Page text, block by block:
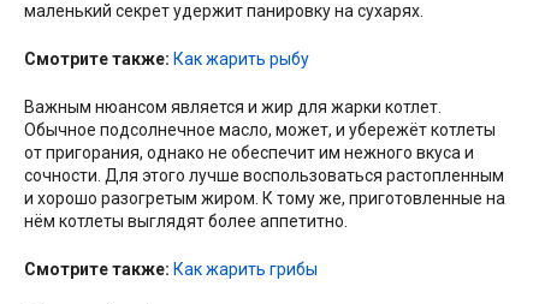
маленький секрет удержит панировку на сухарях.
Смотрите также: Как жарить рыбу
Важным нюансом является и жир для жарки котлет.
Обычное подсолнечное масло, может, и убережёт котлеты
от пригорания, однако не обеспечит им нежного вкуса и
сочности. Для этого лучше воспользоваться растопленным
и хорошо разогретым жиром. К тому же, приготовленные на
нём котлеты выглядят более аппетитно.
Смотрите также: Как жарить грибы